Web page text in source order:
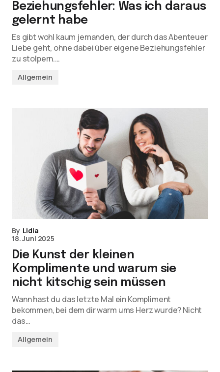
Beziehungsfehler: Was ich daraus
gelernt habe
Es gibt wohl kaum jemanden, der durch das Abenteuer
Liebe geht, ohne dabei über eigene Beziehungsfehler
zu stolpern.…
Allgemein
By Lidia
18. Juni 2025
Die Kunst der kleinen
Komplimente und warum sie
nicht kitschig sein müssen
Wann hast du das letzte Mal ein Kompliment
bekommen, bei dem dir warm ums Herz wurde? Nicht
das…
Allgemein